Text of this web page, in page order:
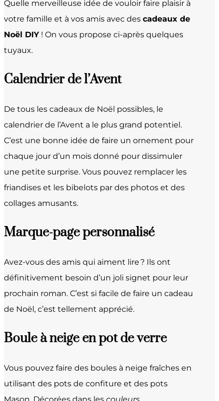
Quelle merveilleuse idée de vouloir faire plaisir à
votre famille et à vos amis avec des cadeaux de
Noël DIY ! On vous propose ci-après quelques
tuyaux.
Calendrier de l’Avent
De tous les cadeaux de Noël possibles, le
calendrier de l’Avent a le plus grand potentiel.
C’est une bonne idée de faire un ornement pour
chaque jour d’un mois donné pour dissimuler
une petite surprise. Vous pouvez remplacer les
friandises et les bibelots par des photos et des
collages amusants.
Marque-page personnalisé
Avez-vous des amis qui aiment lire ? Ils ont
définitivement besoin d’un joli signet pour leur
prochain roman. C’est si facile de faire un cadeau
de Noël, c’est tellement apprécié.
Boule à neige en pot de verre
Vous pouvez faire des boules à neige fraîches en
utilisant des pots de confiture et des pots